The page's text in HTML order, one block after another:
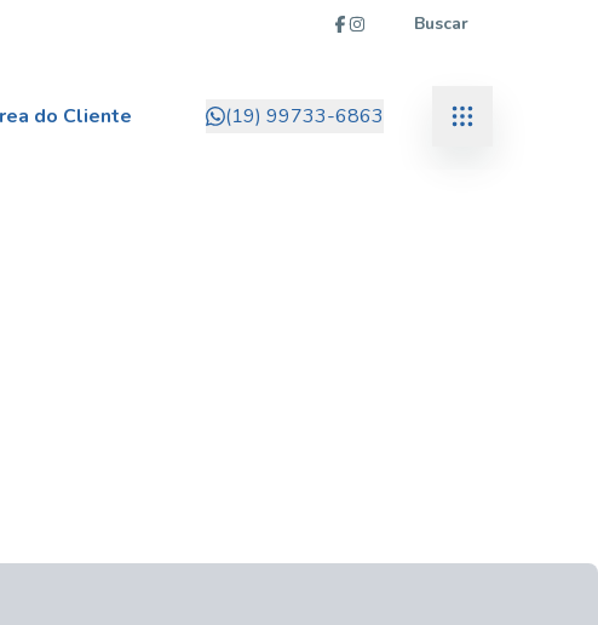
Buscar
do Cliente (19) 99733-6863